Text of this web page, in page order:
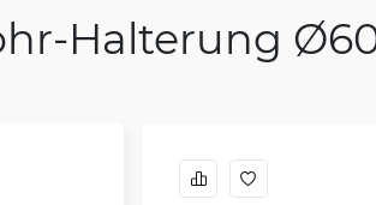
Halterung